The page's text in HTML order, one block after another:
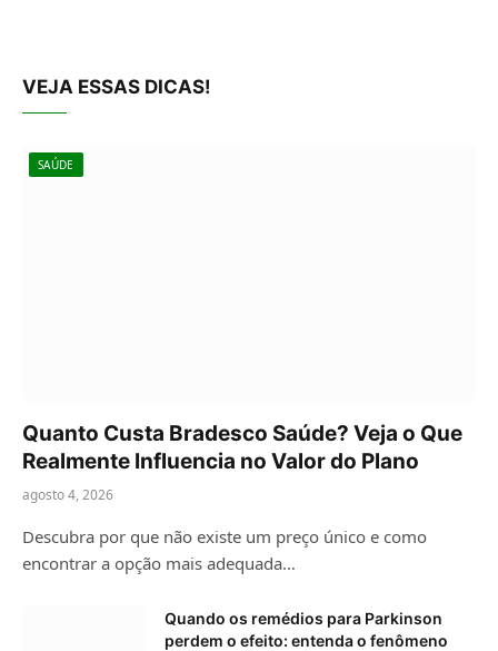
VEJA ESSAS DICAS!
SAÚDE
Quanto Custa Bradesco Saúde? Veja o Que
Realmente Influencia no Valor do Plano
agosto 4, 2026
Descubra por que não existe um preço único e como
encontrar a opção mais adequada…
Quando os remédios para Parkinson
perdem o efeito: entenda o fenômeno